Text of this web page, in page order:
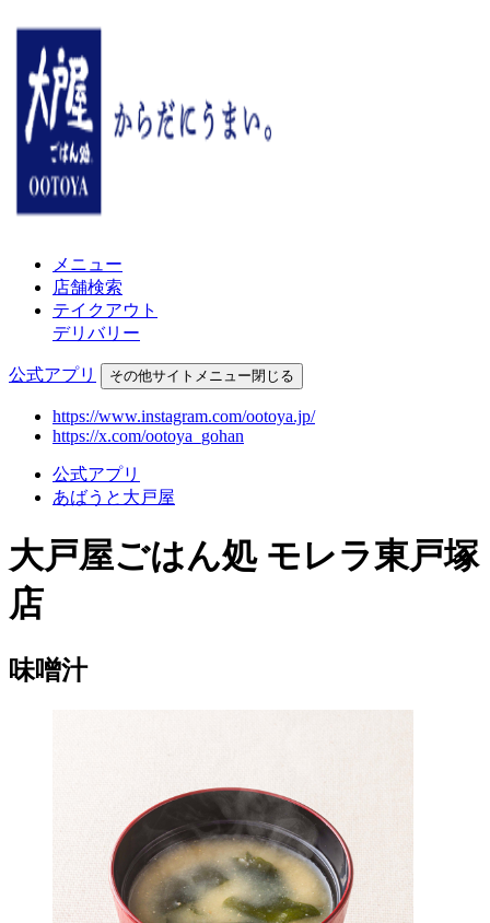
メニュー
店舗検索
テイクアウト
デリバリー
公式アプリ その他サイトメニュー閉じる
https://www.instagram.com/ootoya.jp/
https://x.com/ootoya_gohan
公式アプリ
あばうと大戸屋
大戸屋ごはん処 モレラ東戸塚
店
味噌汁